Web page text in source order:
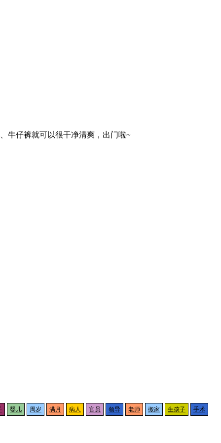
牛仔裤就可以很干净清爽，出门啦~
婴儿 周岁 满月 病人 官员 领导 老师 搬家 生孩子 手术